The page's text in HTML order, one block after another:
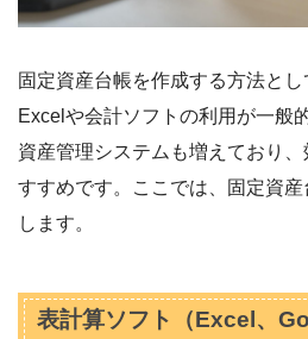
固定資産台帳を作成する方法と
Excelや会計ソフトの利用が一般
資産管理システムも増えており
すすめです。ここでは、固定資
します。
表計算ソフト（Excel、